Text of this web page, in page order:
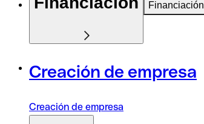
Financiación
Creación de empresa
Creación de empresa